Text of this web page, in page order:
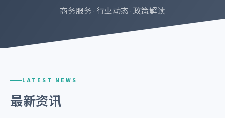
商务服务 · 行业动态 · 政策解读
LATEST NEWS
最新资讯